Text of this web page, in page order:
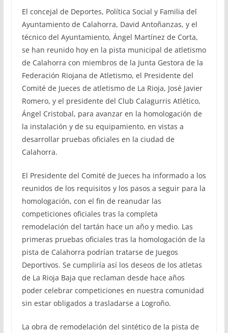
El concejal de Deportes, Política Social y Familia del
Ayuntamiento de Calahorra, David Antoñanzas, y el
técnico del Ayuntamiento, Ángel Martínez de Corta,
se han reunido hoy en la pista municipal de atletismo
de Calahorra con miembros de la Junta Gestora de la
Federación Riojana de Atletismo, el Presidente del
Comité de Jueces de atletismo de La Rioja, José Javier
Romero, y el presidente del Club Calagurris Atlético,
Ángel Cristobal, para avanzar en la homologación de
la instalación y de su equipamiento, en vistas a
desarrollar pruebas oficiales en la ciudad de
Calahorra.
El Presidente del Comité de Jueces ha informado a los
reunidos de los requisitos y los pasos a seguir para la
homologación, con el fin de reanudar las
competiciones oficiales tras la completa
remodelación del tartán hace un año y medio. Las
primeras pruebas oficiales tras la homologación de la
pista de Calahorra podrían tratarse de Juegos
Deportivos. Se cumpliría así los deseos de los atletas
de La Rioja Baja que reclaman desde hace años
poder celebrar competiciones en nuestra comunidad
sin estar obligados a trasladarse a Logroño.
La obra de remodelación del sintético de la pista de